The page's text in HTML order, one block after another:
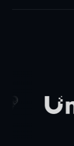
Blog